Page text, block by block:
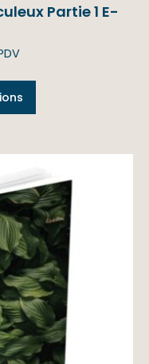
Partie 1 E-